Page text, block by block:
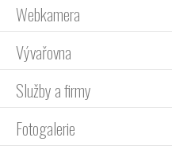
Webkamera
Vývařovna
Služby a firmy
Fotogalerie